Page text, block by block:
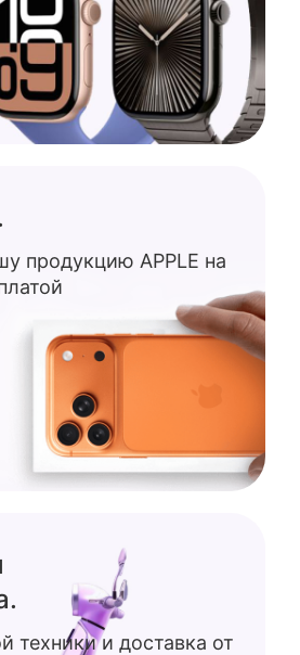
продукцию APPLE на
техники и доставка от